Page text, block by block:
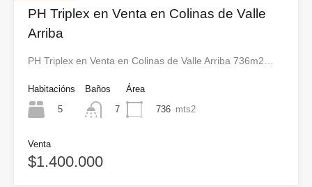
PH Triplex en Venta en Colinas de Valle
Arriba
PH Triplex en Venta en Colinas de Valle Arriba 736m2…
Habitacións
5
Baños
7
Área
736 mts2
Venta
$1.400.000